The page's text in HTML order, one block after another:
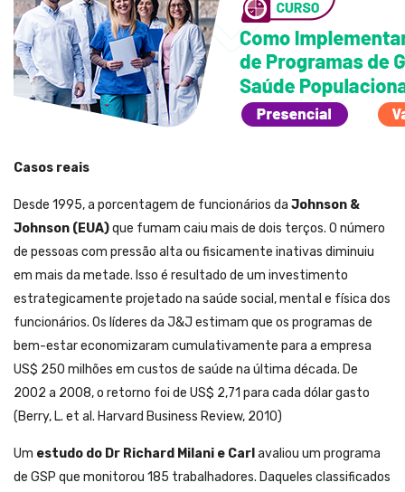
Casos reais
Desde 1995, a porcentagem de funcionários da Johnson &
Johnson (EUA)que fumam caiu mais de dois terços. O número
de pessoas com pressão alta ou fisicamente inativas diminuiu
em mais da metade. Isso é resultado de um investimento
estrategicamente projetado na saúde social, mental e física dos
funcionários. Os líderes da J&J estimam que os programas de
bem-estar economizaram cumulativamente para a empresa
US$ 250 milhões em custos de saúde na última década. De
2002 a 2008, o retorno foi de US$ 2,71 para cada dólar gasto
(Berry, L. et al. Harvard Business Review, 2010)
Um estudo do Dr Richard Milani e Carl avaliou um programa
de GSP que monitorou 185 trabalhadores. Daqueles classificados